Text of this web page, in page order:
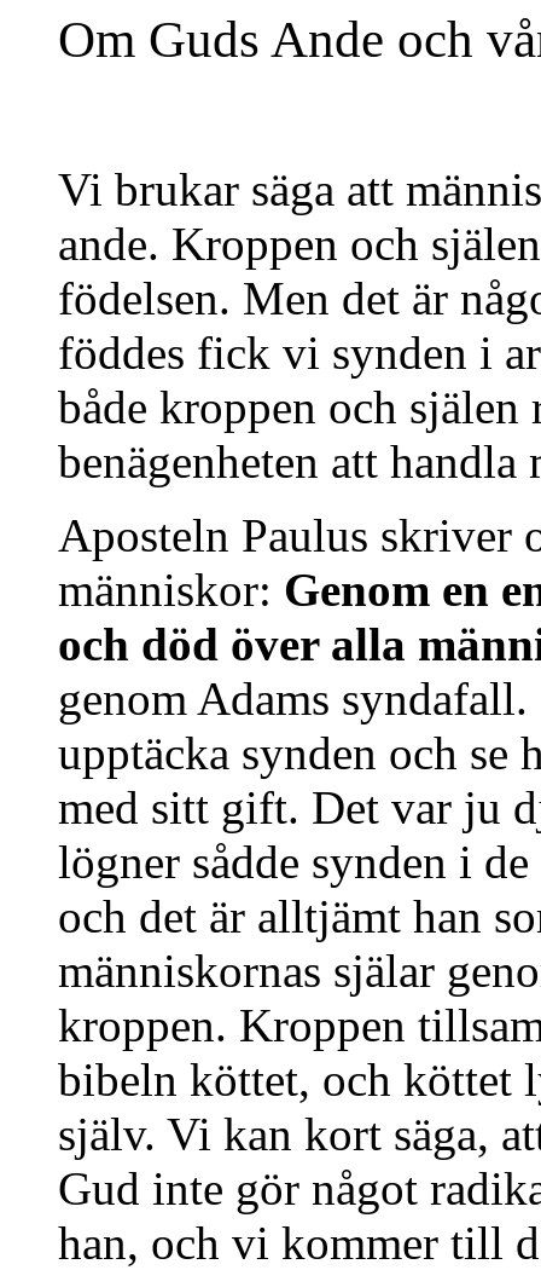
Om Guds Ande och
Vi brukar säga att
ande. Kroppen och
födelsen. Men det är
föddes fick vi synden i
både kroppen och
benägenheten att
Aposteln Paulus skriver
människor: Genom en
och död över alla
genom Adams
upptäcka synden och se
med sitt gift. Det var ju
lögner sådde synden i
och det är alltjämt han
människornas själar
kroppen. Kroppen
bibeln köttet, och köttet
själv. Vi kan kort säga,
Gud inte gör något
han, och vi kommer till